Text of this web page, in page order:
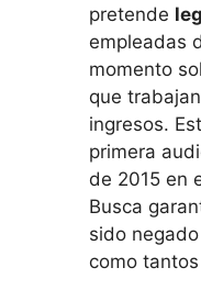
pretende
empleadas
momento
que
ingresos.
primera
de 2015 en
Busca
sido
como